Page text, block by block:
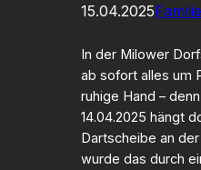
15.04.2025Familie
In der Milower
ab sofort alles um
ruhige Hand –
14.04.2025 hängt
Dartscheibe an
wurde das durch